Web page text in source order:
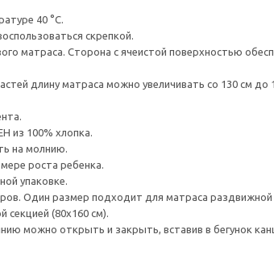
40 °C.
скрепкой.
матраса. Сторона с ячеистой поверхностью
длину матраса можно увеличивать со 130 см до
из 100% хлопка.
на молнию.
роста ребенка.
упаковке.
Один размер подходит для матраса раздвижной
(80x160 см).
можно открыть и закрыть, вставив в бегунок